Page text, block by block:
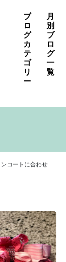
ブ
ロ
グ
カ
テ
ゴ
リ
ー
トーニング
ター）
）オリジナル
月
別
ブ
ロ
グ
一
覧
コートに合わせ